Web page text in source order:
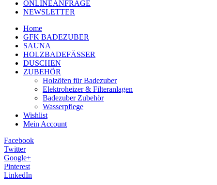
ONLINEANFRAGE
NEWSLETTER
Home
GFK BADEZUBER
SAUNA
HOLZBADEFÄSSER
DUSCHEN
ZUBEHÖR
Holzöfen für Badezuber
Elektroheizer & Filteranlagen
Badezuber Zubehör
Wasserpflege
Wishlist
Mein Account
Facebook
Twitter
Google+
Pinterest
LinkedIn